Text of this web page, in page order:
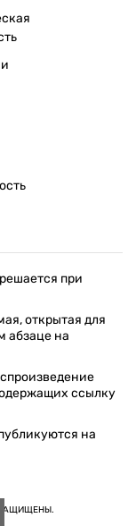
при
открытая для
абзаце на
ссылку
на
ЗАЩИЩЕНЫ.